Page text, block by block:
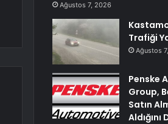
Ağustos 7, 2026
Trafiği
Ağustos
Penske
Group,
Satın
Aldığını